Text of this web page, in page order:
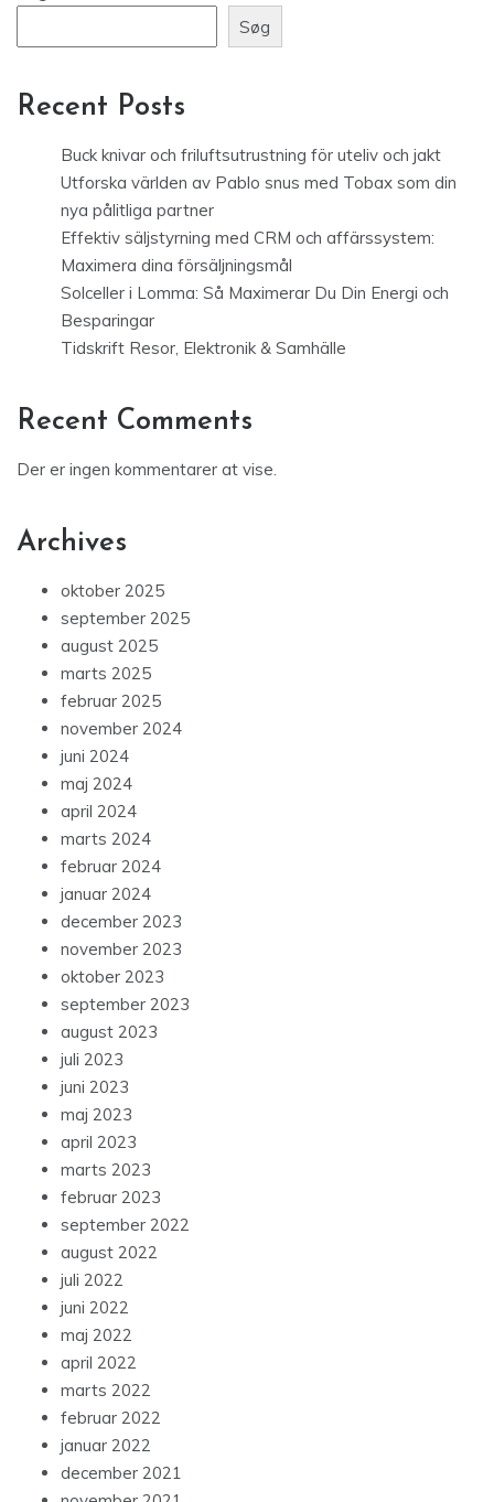
Søg
Recent Posts
Buck knivar och friluftsutrustning för uteliv och jakt
Utforska världen av Pablo snus med Tobax som din
nya pålitliga partner
Effektiv säljstyrning med CRM och affärssystem:
Maximera dina försäljningsmål
Solceller i Lomma: Så Maximerar Du Din Energi och
Besparingar
Tidskrift Resor, Elektronik & Samhälle
Recent Comments
Der er ingen kommentarer at vise.
Archives
oktober 2025
september 2025
august 2025
marts 2025
februar 2025
november 2024
juni 2024
maj 2024
april 2024
marts 2024
februar 2024
januar 2024
december 2023
november 2023
oktober 2023
september 2023
august 2023
juli 2023
juni 2023
maj 2023
april 2023
marts 2023
februar 2023
september 2022
august 2022
juli 2022
juni 2022
maj 2022
april 2022
marts 2022
februar 2022
januar 2022
december 2021